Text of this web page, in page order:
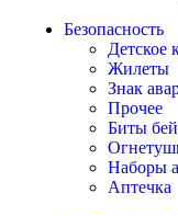
Безопасность
Детское
Жилеты
Знак
Прочее
Биты
Наборы
Аптечка